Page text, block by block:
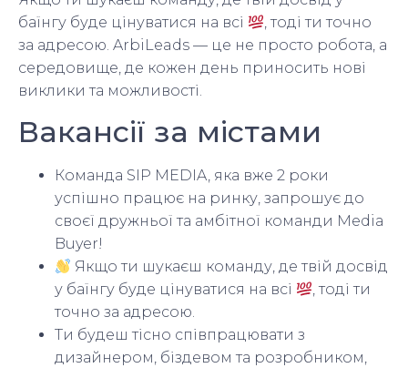
баїнгу буде цінуватися на всі
, тоді ти точно
за адресою. ArbiLeads — це не просто робота, а
середовище, де кожен день приносить нові
виклики та можливості.
Вакансії за містами
Команда SIP MEDIA, яка вже 2 роки
успішно працює на ринку, запрошує до
своєї дружньої та амбітної команди Media
Buyer!
Якщо ти шукаєш команду, де твій досвід
у баїнгу буде цінуватися на всі
, тоді ти
точно за адресою.
Ти будеш тісно співпрацювати з
дизайнером, біздевом та розробником,